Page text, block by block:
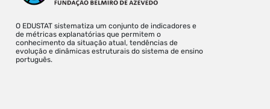
O EDUSTAT sistematiza um conjunto de indicadores e
de métricas explanatórias que permitem o
conhecimento da situação atual, tendências de
evolução e dinâmicas estruturais do sistema de ensino
português.